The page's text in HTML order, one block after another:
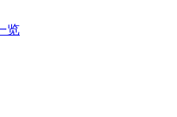
览